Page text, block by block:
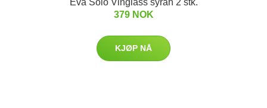
Eva Solo Vinglass syrah 2 stk.
379 NOK
KJØP NÅ